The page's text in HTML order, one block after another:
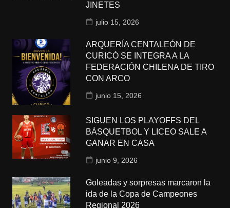
JINETES
julio 15, 2026
ARQUERÍA CENTALEÓN DE
CURICÓ SE INTEGRA A LA
FEDERACIÓN CHILENA DE TIRO
CON ARCO
junio 15, 2026
SIGUEN LOS PLAYOFFS DEL
BÁSQUETBOL Y LICEO SALE A
GANAR EN CASA
junio 9, 2026
Goleadas y sorpresas marcaron la
ida de la Copa de Campeones
Regional 2026